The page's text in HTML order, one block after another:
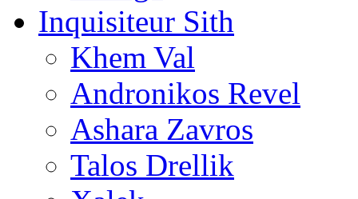
Inquisiteur Sith
Khem Val
Andronikos Revel
Ashara Zavros
Talos Drellik